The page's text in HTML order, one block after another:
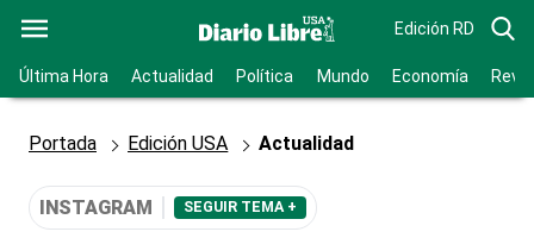
Edición RD
Última Hora Actualidad Política Mundo Economía
Portada Edición USA Actualidad
INSTAGRAM SEGUIR TEMA +